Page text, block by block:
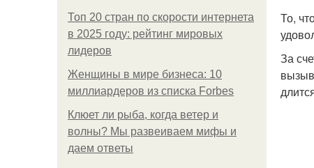
Топ 20 стран по скорости интернета
в 2025 году: рейтинг мировых
лидеров
Женщины в мире бизнеса: 10
миллиардеров из списка Forbes
Клюет ли рыба, когда ветер и
волны? Мы развеиваем мифы и
даем ответы
То,
За